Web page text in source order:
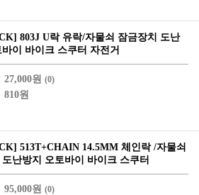
803J U락 유락/자물쇠 잠금장치 도난
이 바이크 스쿠터 자전거
27,000원 (0)
810원
513T+CHAIN 14.5MM 체인락 /자물쇠
난방지 오토바이 바이크 스쿠터
95,000원 (0)